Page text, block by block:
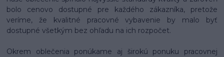
bolo cenovo dostupné pre každého zákazníka, pretože
veríme, že kvalitné pracovné vybavenie by malo byť
dostupné všetkým bez ohľadu na ich rozpočet.
Okrem oblečenia ponúkame aj širokú ponuku pracovnej